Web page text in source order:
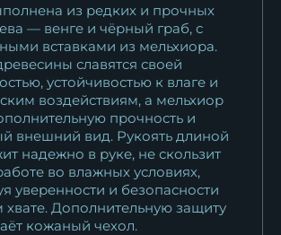
из редких и прочных
— венге и чёрный граб, с
вставками из мельхиора.
славятся своей
устойчивостью к влаге и
воздействиям, а мельхиор
прочность и
внешний вид. Рукоять длиной
надежно в руке, не скользит
во влажных условиях,
уверенности и безопасности
Дополнительную защиту
кожаный чехол.